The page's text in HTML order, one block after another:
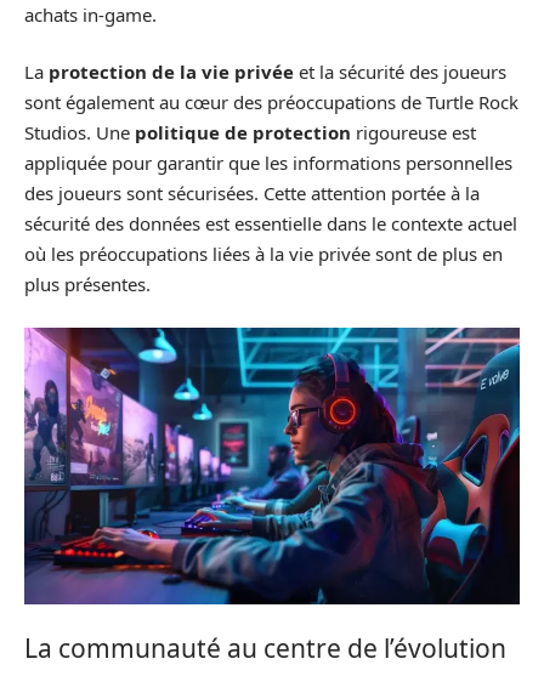
achats in-game.
La protection de la vie privée et la sécurité des joueurs
sont également au cœur des préoccupations de Turtle Rock
Studios. Une politique de protection rigoureuse est
appliquée pour garantir que les informations personnelles
des joueurs sont sécurisées. Cette attention portée à la
sécurité des données est essentielle dans le contexte actuel
où les préoccupations liées à la vie privée sont de plus en
plus présentes.
La communauté au centre de l’évolution